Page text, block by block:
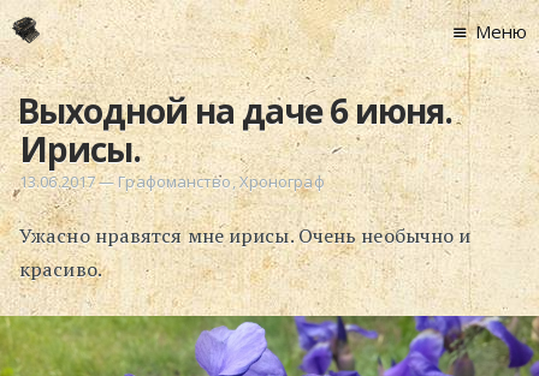
Главная
Новости
Графоманство
* Автотекст
*
* Хронограф
Арт-Рецензии
* Слушать
Меню
Выходной на даче 6 июня.
Ирисы.
13.06.2017—Графоманство,Хронограф
Ужасно нравятся мне ирисы. Очень необычно и
красиво.